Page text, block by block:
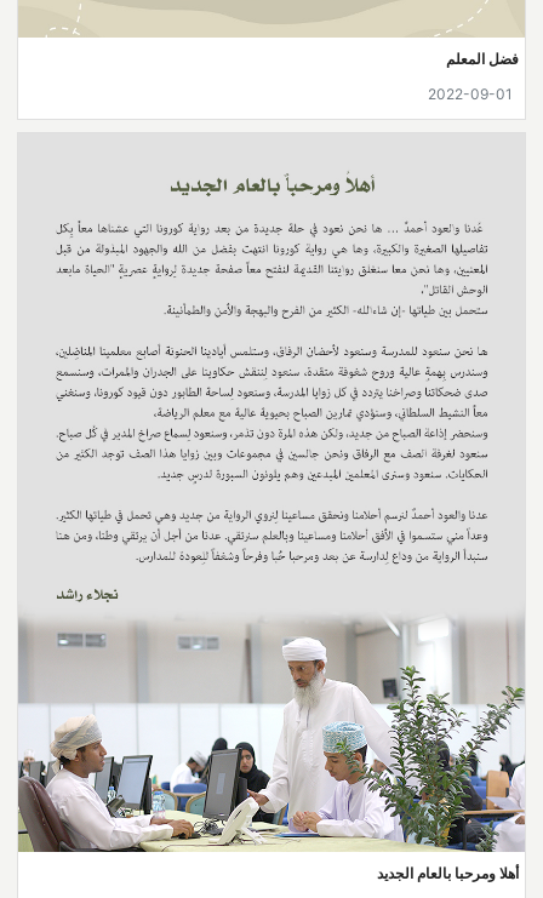
فضل المعلم
2022-09-01
أهلا ومرحبا بالعام الجديد